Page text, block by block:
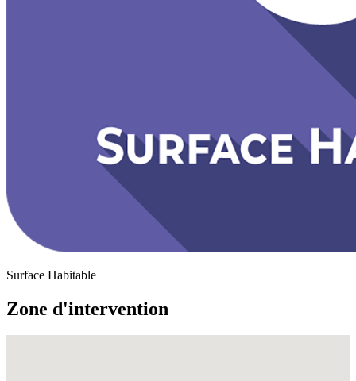
Surface Habitable
Zone d'intervention